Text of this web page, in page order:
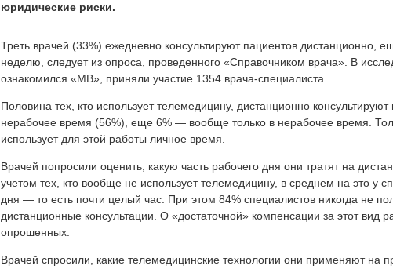
юридические риски.
Треть врачей (33%) ежедневно консультируют пациентов дистанционно,
неделю, следует из опроса, проведенного «Справочником врача». В
ознакомился «МВ», приняли участие 1354 врача-специалиста.
Половина тех, кто использует телемедицину, дистанционно
нерабочее время (56%), еще 6% — вообще только в нерабочее время.
использует для этой работы личное время.
Врачей попросили оценить, какую часть рабочего дня они тратят на
учетом тех, кто вообще не использует телемедицину, в среднем на это у
дня — то есть почти целый час. При этом 84% специалистов никогда не
дистанционные консультации. О «достаточной» компенсации за этот вид
опрошенных.
Врачей спросили, какие телемедицинские технологии они применяют на